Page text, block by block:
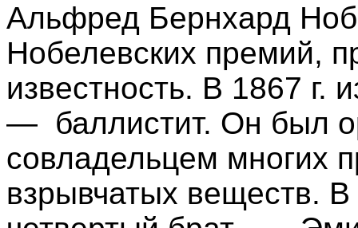
Альфред Бернхард
Нобелевских премий,
известность. В 1867 г.
— баллистит. Он был
совладельцем многих
взрывчатых веществ.